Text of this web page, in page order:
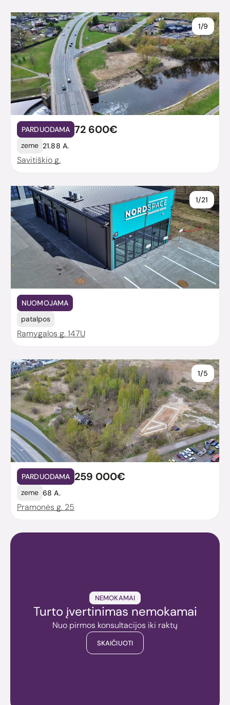
1/9
PARDUODAMA 72 600€
zeme 21.88 A.
Savitiškio g.
1/21
NUOMOJAMA
patalpos
Ramygalos g. 147U
1/5
PARDUODAMA 259 000€
zeme 68 A.
Pramonės g. 25
NEMOKAMAI
Turto įvertinimas nemokamai
Nuo pirmos konsultacijos iki raktų
SKAIČIUOTI